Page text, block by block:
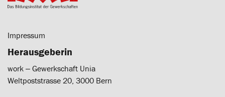
Impressum
Herausgeberin
work ‒ Gewerkschaft Unia
Weltpoststrasse 20, 3000 Bern